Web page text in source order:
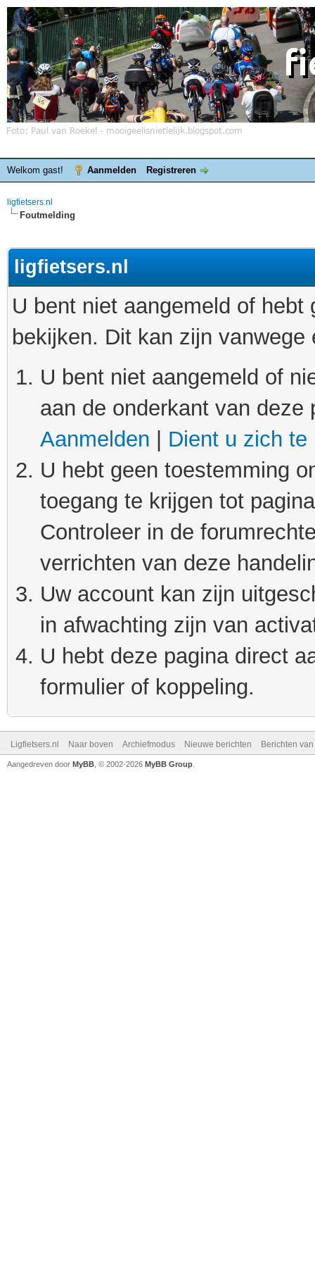
Welkom gast! Aanmelden Registreren
ligfietsers.nl
Foutmelding
ligfietsers.nl
U bent niet aangemeld of
bekijken. Dit kan zijn
U bent niet aangemeld of
aan de onderkant van
Aanmelden
Dient u zich te
U hebt geen toestemming
toegang te krijgen tot
Controleer in de
verrichten van deze
Uw account kan zijn
in afwachting zijn van
U hebt deze pagina direct
formulier of koppeling.
Ligfietsers.nl Naar boven Archiefmodus Nieuwe berichten Berichten
Aangedreven door MyBB , © 2002-2026 MyBB Group